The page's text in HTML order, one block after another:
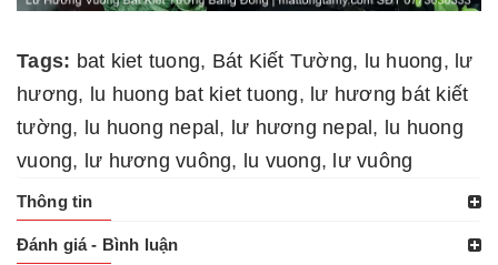
Tags: bat kiet tuong, Bát Kiết Tường, lu huong, lư
hương, lu huong bat kiet tuong, lư hương bát kiết
tường, lu huong nepal , lư hương nepal , lu huong
vuong, lư hương vuông, lu vuong, lư vuông
Thông tin
Đánh giá - Bình luận